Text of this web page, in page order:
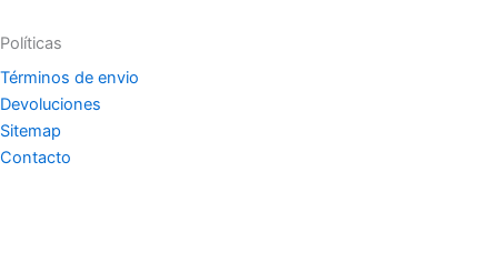
Políticas
Términos de envio
Devoluciones
Sitemap
Contacto